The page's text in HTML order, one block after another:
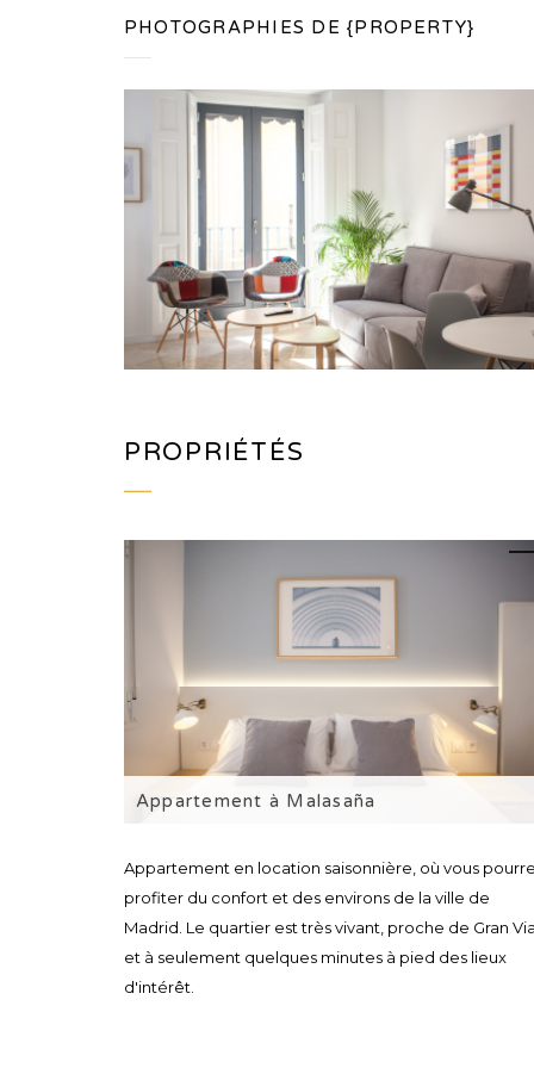
PHOTOGRAPHIES DE {PROPERTY}
PROPRIÉTÉS
Appartement à Malasaña
Appartement en location saisonnière, où vous
profiter du confort et des environs de la ville de
Madrid. Le quartier est très vivant, proche de Gran
et à seulement quelques minutes à pied des lieux
d'intérêt.